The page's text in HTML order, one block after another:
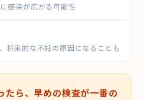
感染が広がる可能性
将来的な不妊の原因になることも
たら、早めの検査が一番の